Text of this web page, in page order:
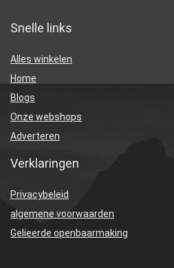
Snelle links
Alles winkelen
Home
Blogs
Onze webshops
Adverteren
Verklaringen
Privacybeleid
algemene voorwaarden
Gelieerde openbaarmaking